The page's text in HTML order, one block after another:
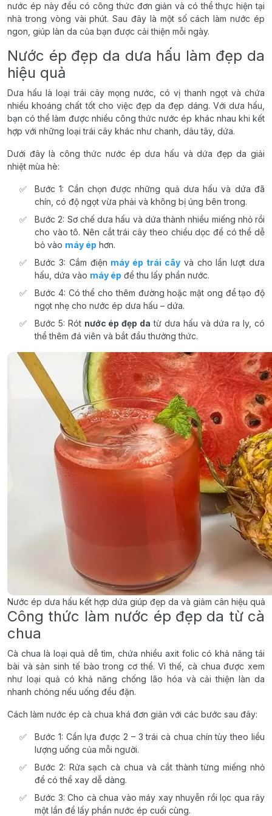
nước ép này đều có công thức đơn giản và có thể thực hiện tại
nhà trong vòng vài phút. Sau đây là một số cách làm nước ép
ngon, giúp làn da của bạn được cải thiện mỗi ngày.
Nước ép đẹp da dưa hấu làm đẹp da
hiệu quả
Dưa hấu là loại trái cây mọng nước, có vị thanh ngọt và chứa
nhiều khoáng chất tốt cho việc đẹp da đẹp dáng. Với dưa hấu,
bạn có thể làm được nhiều công thức nước ép khác nhau khi kết
hợp với những loại trái cây khác như chanh, dâu tây, dứa.
Dưới đây là công thức nước ép dưa hấu và dứa đẹp da giải
nhiệt mùa hè:
Bước 1: Cần chọn được những quả dưa hấu và dứa đã
chín, có độ ngọt vừa phải và không bị úng bên trong.
Bước 2: Sơ chế dưa hấu và dứa thành nhiều miếng nhỏ rồi
cho vào tô. Nên cắt trái cây theo chiều dọc để có thể dễ
bỏ vào máy ép hơn.
Bước 3: Cắm điện máy ép trái câyvà cho lần lượt dưa
hấu, dứa vào máy ép để thu lấy phần nước.
Bước 4: Có thể cho thêm đường hoặc mật ong để tạo độ
ngọt nhẹ cho nước ép dưa hấu – dứa.
Bước 5: Rót nước ép đẹp da từ dưa hấu và dứa ra ly, có
thể thêm đá viên và bắt đầu thưởng thức.
Nước ép dưa hấu kết hợp dứa giúp đẹp da và giảm cân hiệu quả
Công thức làm nước ép đẹp da từ cà
chua
Cà chua là loại quả dễ tìm, chứa nhiều axit folic có khả năng tái
bài và sản sinh tế bào trong cơ thể. Vì thế, cà chua được xem
như loại quả có khả năng chống lão hóa và cải thiện làn da
nhanh chóng nếu uống đều đặn.
Cách làm nước ép cà chua khá đơn giản với các bước sau đây:
Bước 1: Cần lựa được 2 – 3 trái cà chua chín tùy theo liều
lượng uống của mỗi người.
Bước 2: Rửa sạch cà chua và cắt thành từng miếng nhỏ
để có thể xay dễ dàng.
Bước 3: Cho cà chua vào máy xay nhuyễn rồi lọc qua rây
một lần để lấy phần nước ép cuối cùng.